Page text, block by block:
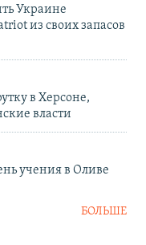
Украине
из своих запасов
в Херсоне,
власти
учения в Оливе
БОЛЬШЕ